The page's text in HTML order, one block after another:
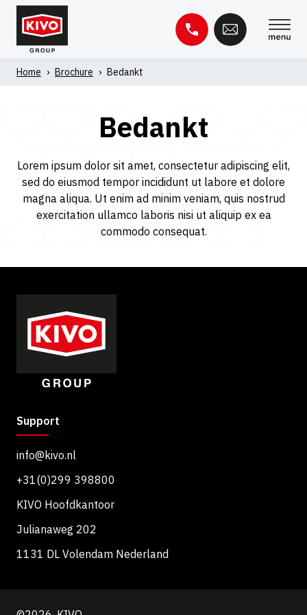
Overslaan
Zoeken
Contact
Home › Brochure › Bedankt
Bedankt
Lorem ipsum dolor sit amet, consectetur adipiscing elit,
sed do eiusmod tempor incididunt ut labore et dolore
magna aliqua. Ut enim ad minim veniam, quis nostrud
exercitation ullamco laboris nisi ut aliquip ex ea
commodo consequat.
Support
info@kivo.nl
+31(0)299 398800
KIVO Hoofdkantoor
Julianaweg 202
1131 DL Volendam Nederland